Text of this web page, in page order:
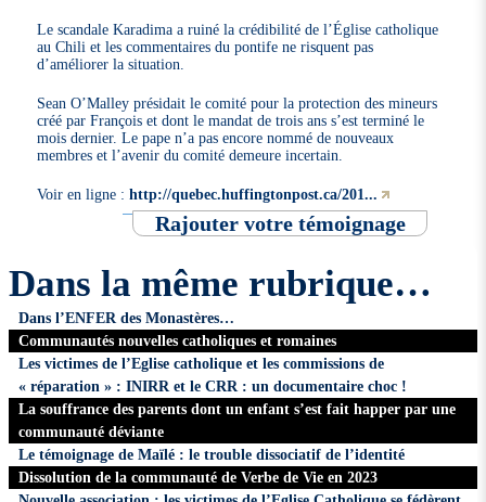
Le scandale Karadima a ruiné la crédibilité de l’Église catholique
au Chili et les commentaires du pontife ne risquent pas
d’améliorer la situation.
Sean O’Malley présidait le comité pour la protection des mineurs
créé par François et dont le mandat de trois ans s’est terminé le
mois dernier. Le pape n’a pas encore nommé de nouveaux
membres et l’avenir du comité demeure incertain.
Voir en ligne :http://quebec.huffingtonpost.ca/201...
Rajouter votre témoignage
Dans la même rubrique…
Dans l’ENFER des Monastères…
Communautés nouvelles catholiques et romaines
Les victimes de l’Eglise catholique et les commissions de
« réparation » : INIRR et le CRR : un documentaire choc !
La souffrance des parents dont un enfant s’est fait happer par une
communauté déviante
Le témoignage de Maïlé : le trouble dissociatif de l’identité
Dissolution de la communauté de Verbe de Vie en 2023